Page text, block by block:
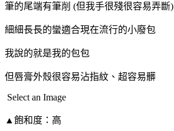
筆的尾端有筆削 (但我手很殘很容易弄斷)
細細長長的蠻適合現在流行的小廢包
我說的就是我的包包
但唇膏外殼很容易沾指紋、超容易髒
Select an Image
▲飽和度：高